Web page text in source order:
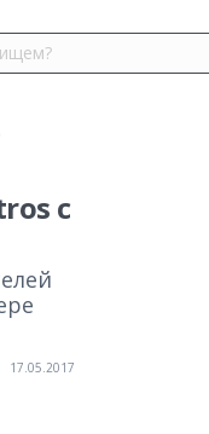
с
17.05.2017